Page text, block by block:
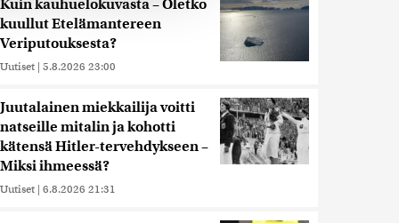
tietoja muihin tietoihin, joita
siirtää ulkomaille.
Kuin kauhuelokuvasta – Oletko
kuullut Etelämantereen
Veriputouksesta?
Uutiset | 5.8.2026 23:00
Juutalainen miekkailija voitti
natseille mitalin ja kohotti
kätensä Hitler-tervehdykseen –
Miksi ihmeessä?
Uutiset | 6.8.2026 21:31